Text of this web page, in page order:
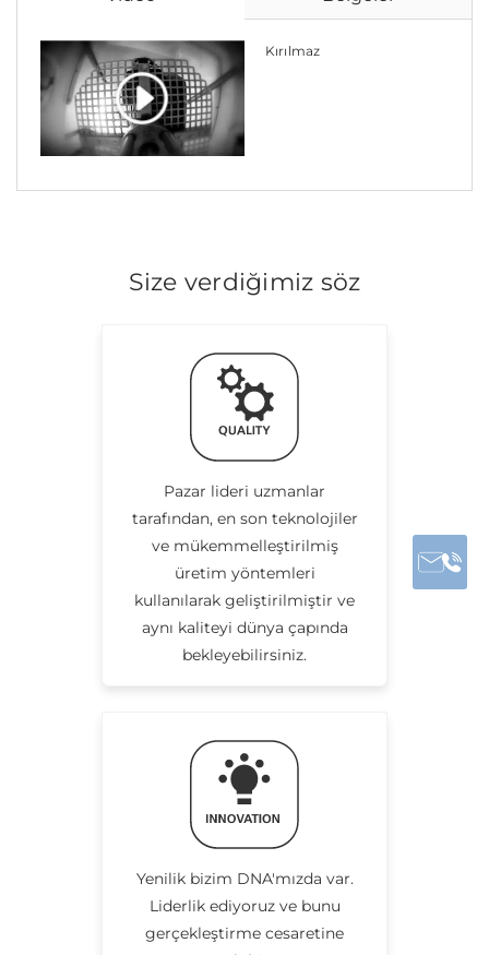
Kırılmaz
Size verdiğimiz söz
Pazar lideri uzmanlar
tarafından, en son teknolojiler
ve mükemmelleştirilmiş
üretim yöntemleri
kullanılarak geliştirilmiştir ve
aynı kaliteyi dünya çapında
bekleyebilirsiniz.
Yenilik bizim DNA'mızda var.
Liderlik ediyoruz ve bunu
gerçekleştirme cesaretine